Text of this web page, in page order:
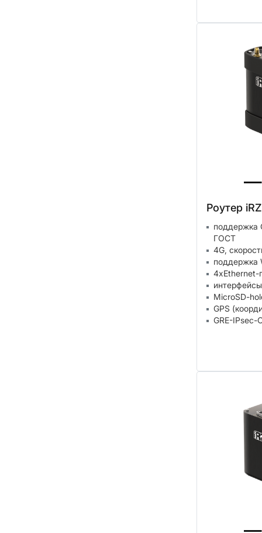
Роутер
поддержка
ГОСТ
4G,
поддержка
4xEthernet-
MicroSD-
GPS
GRE-IPsec-